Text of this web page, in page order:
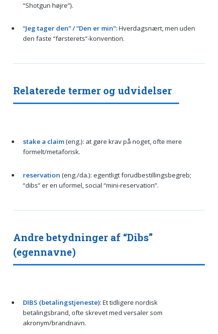
“Shotgun højre”).
“Jeg tager den” / “Den er min”:Hverdagsnært, men uden
den faste “førsterets”-konvention.
Relaterede termer og udvidelser
stake a claim(eng.): at gøre krav på noget, ofte mere
formelt/metaforisk.
reservation (eng./da.): egentligt forudbestillingsbegreb;
“dibs” er en uformel, social “mini-reservation”.
Andre betydninger af “Dibs”
(egennavne)
DIBS (betalingstjeneste):Et tidligere nordisk
betalingsbrand, ofte skrevet med versaler som
akronym/brandnavn.